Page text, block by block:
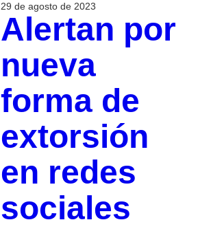
29 de agosto de 2023
Alertan por
nueva
forma de
extorsión
en redes
sociales